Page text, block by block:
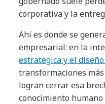
corporativa y la
Ahí es donde se
empresarial: en la
estratégica y el
transformaciones
logran cerrar esa
conocimiento